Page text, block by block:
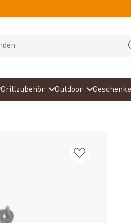
Grillzubehör Outdoor Geschenke